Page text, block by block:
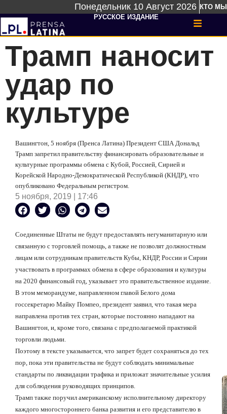
Понедельник 10 Август 2026 КТО МЫ
РУССКОЕ ИЗДАНИЕ
Трамп наносит
удар по
культуре
Вашингтон, 5 ноября (Пренса Латина) Президент США Дональд
Трамп запретил правительству финансировать образовательные и
культурные программы обмена с Кубой, Россией, Сирией и
Корейской Народно-Демократической Республикой (КНДР), что
опубликовано Федеральным регистром.
5 ноября, 2019 | 17:46
Соединенные Штаты не будут предоставлять негуманитарную или
связанную с торговлей помощь, а также не позволят должностным
лицам или сотрудникам правительств Кубы, КНДР, России и Сирии
участвовать в программах обмена в сфере образования и культуры
на 2020 финансовый год, указывает это правительственное издание.
В этом меморандуме, направленном главой Белого дома
госсекретарю Майку Помпео, президент заявил, что такая мера
направлена против тех стран, которые постоянно нападают на
Вашингтон, и, кроме того, связана с предполагаемой практикой
торговли людьми.
Поэтому в тексте указывается, что запрет будет сохраняться до тех
пор, пока эти правительства не будут соблюдать минимальные
стандарты по ликвидации трафика и приложат значительные усилия
для соблюдения руководящих принципов.
Трамп также поручил американскому исполнительному директору
каждого многостороннего банка развития и его представителю в